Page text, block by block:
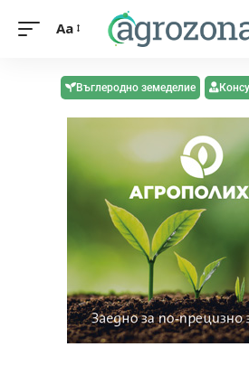
Aa
Въглеродно земеделие